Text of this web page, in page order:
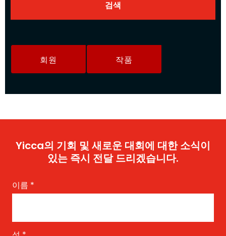
회원 작품
Yicca의 기회 및 새로운 대회에 대한 소식이
있는 즉시 전달 드리겠습니다.
이름 *